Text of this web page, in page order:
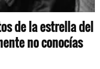
de la estrella del
no conocías